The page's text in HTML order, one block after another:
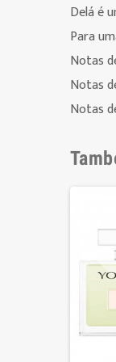
Delá é
Para
Notas
Notas
Notas